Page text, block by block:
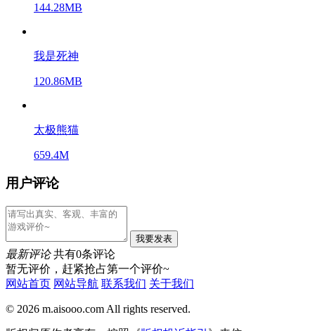
144.28MB
我是死神
120.86MB
太极熊猫
659.4M
用户评论
我要发表
最新评论 共有0条评论
暂无评价，赶紧抢占第一个评价~
网站首页 网站导航 联系我们 关于我们
© 2026 m.aisooo.com All rights reserved.